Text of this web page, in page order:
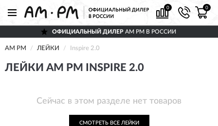
0 0
ОФИЦИАЛЬНЫЙ ДИЛЕР AM PM В РОССИИ
AM PM ЛЕЙКИ Inspire 2.0
ЛЕЙКИ AM PM INSPIRE 2.0
Сейчас в этом разделе нет товаров
СМОТРЕТЬ ВСЕ ЛЕЙКИ